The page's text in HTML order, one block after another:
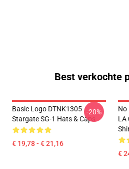
Best verkochte
Basic Logo DTNK1305
Stargate SG-1 Hats & Caps
€ 19,78 - € 21,16
-20%
No
LA
€